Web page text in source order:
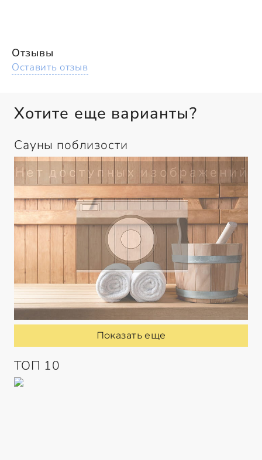
Отзывы
Оставить отзыв
Хотите еще варианты?
Сауны поблизости
Показать еще
ТОП 10